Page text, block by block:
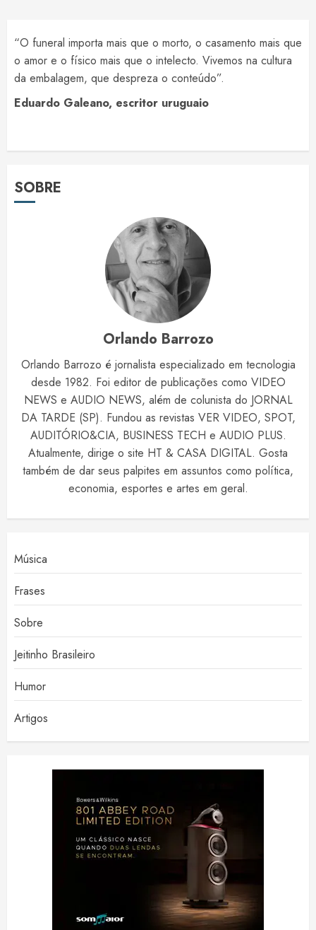
posts
“O funeral importa mais que o morto, o casamento mais que
o amor e o físico mais que o intelecto. Vivemos na cultura
da embalagem, que despreza o conteúdo”.
Eduardo Galeano, escritor uruguaio
SOBRE
Orlando Barrozo
Orlando Barrozo é jornalista especializado em tecnologia
desde 1982. Foi editor de publicações como VIDEO
NEWS e AUDIO NEWS, além de colunista do JORNAL
DA TARDE (SP). Fundou as revistas VER VIDEO, SPOT,
AUDITÓRIO&CIA, BUSINESS TECH e AUDIO PLUS.
Atualmente, dirige o site HT & CASA DIGITAL. Gosta
também de dar seus palpites em assuntos como política,
economia, esportes e artes em geral.
Música
Frases
Sobre
Jeitinho Brasileiro
Humor
Artigos